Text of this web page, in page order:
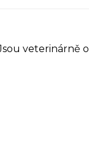
veterinárně